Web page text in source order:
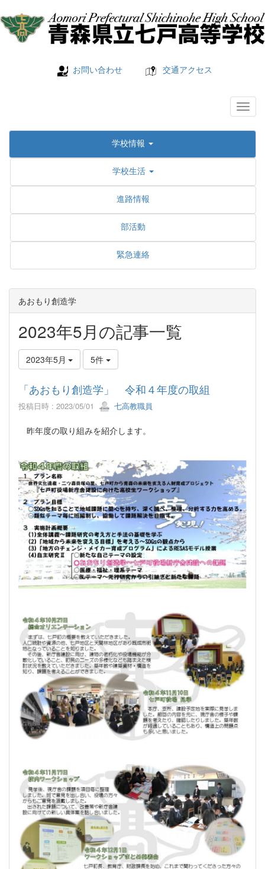
お問い合わせ 交通アクセス
学校情報
学校生活
進路情報
部活動
緊急連絡
あおもり創造学
2023年5月の記事一覧
2023年5月 5件
「あおもり創造学」 令和４年度の取組
投稿日時 : 2023/05/01 七高教職員
昨年度の取り組みを紹介します。